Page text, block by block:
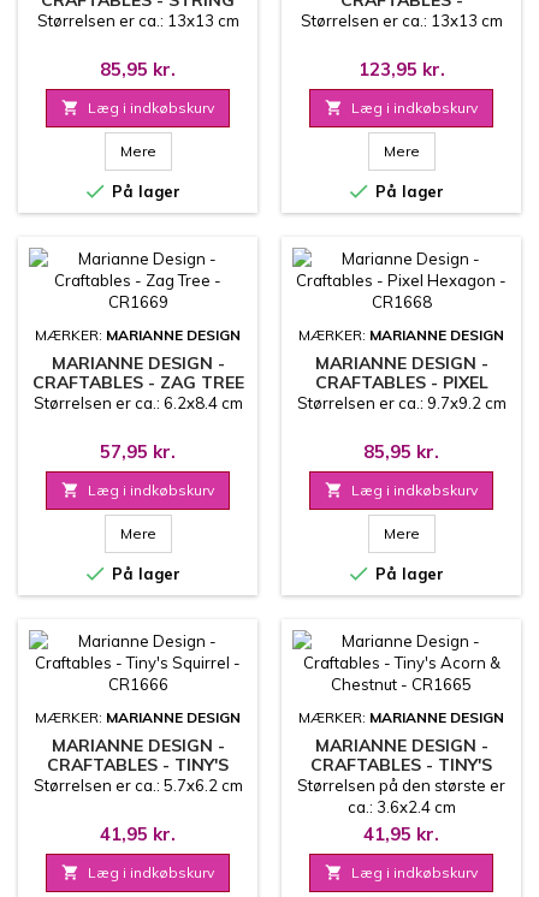
OF LIGHTS BY MARLEEN -
Størrelsen er ca.: 13x13 cm
85,95 kr.
 Læg i indkøbskurv
Mere
 På lager
BACKGROUND
Størrelsen er ca.: 13x13 cm
123,95 kr.
 Læg i indkøbskurv
Mere
 På lager
MÆRKER: MARIANNE DESIGN
MARIANNE DESIGN -
CRAFTABLES - ZAG TREE
- CR1669
Størrelsen er ca.: 6.2x8.4 cm
57,95 kr.
 Læg i indkøbskurv
Mere
 På lager
MÆRKER: MARIANNE DESIGN
MARIANNE DESIGN -
CRAFTABLES - PIXEL
HEXAGON - CR1668
Størrelsen er ca.: 9.7x9.2 cm
85,95 kr.
 Læg i indkøbskurv
Mere
 På lager
MÆRKER: MARIANNE DESIGN
MARIANNE DESIGN -
CRAFTABLES - TINY'S
SQUIRREL - CR1666
Størrelsen er ca.: 5.7x6.2 cm
41,95 kr.
 Læg i indkøbskurv
MÆRKER: MARIANNE DESIGN
MARIANNE DESIGN -
CRAFTABLES - TINY'S
ACORN & CHESTNUT -
CR1665
Størrelsen på den største er
ca.: 3.6x2.4 cm
41,95 kr.
 Læg i indkøbskurv